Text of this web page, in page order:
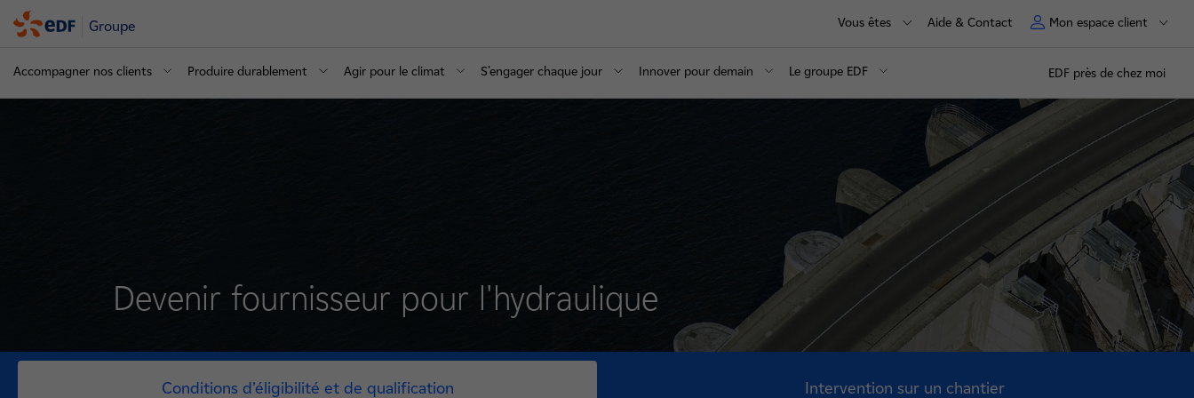
Groupe Vous êtes Aide & Contact Mon espace client
Accompagner nos clients Produire durablement Agir pour le climat S’engager chaque jour Innover pour demain Le groupe EDF EDF près de chez moi
Devenir fournisseur pour l'hydraulique
Conditions d’éligibilité et de qualification Intervention sur un chantier